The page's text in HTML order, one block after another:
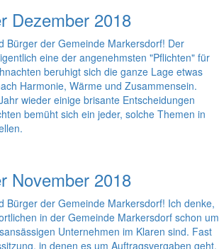
Dezember 2018
Bürger der Gemeinde Markersdorf! Der
eine der angenehmsten "Pflichten" für
beruhigt sich die ganze Lage etwas
Harmonie, Wärme und Zusammensein.
wieder einige brisante Entscheidungen
bemüht sich ein jeder, solche Themen in
November 2018
Bürger der Gemeinde Markersdorf! Ich denke,
in der Gemeinde Markersdorf schon um
Unternehmen im Klaren sind. Fast
in denen es um Auftragsvergaben geht,